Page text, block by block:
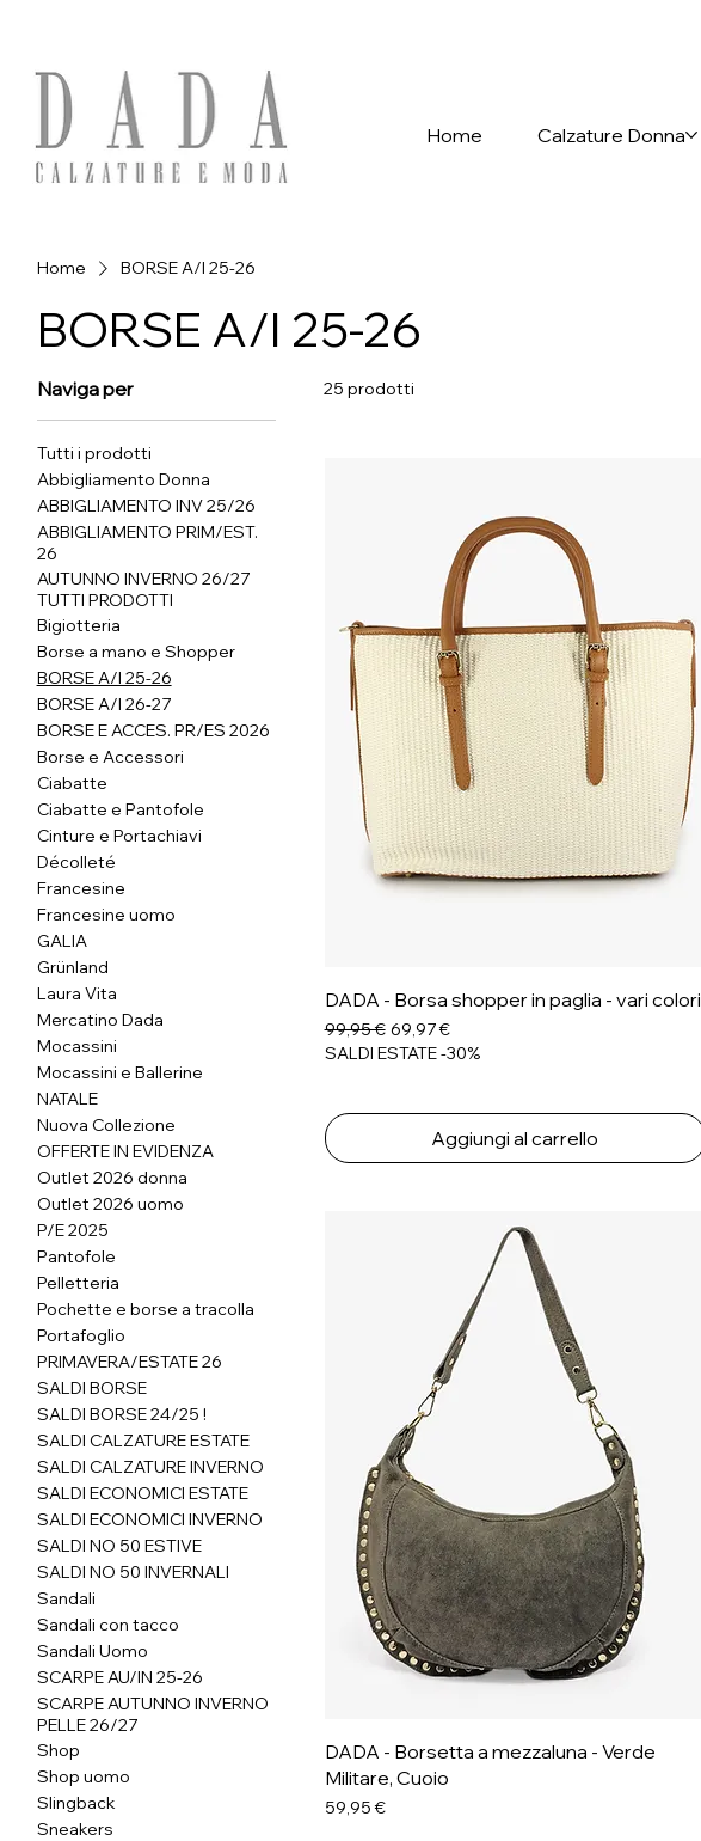
Home Calzature Donna
Home BORSE A/I 25-26
BORSE A/I 25-26
Naviga per
Tutti i prodotti
Abbigliamento Donna
ABBIGLIAMENTO INV 25/26
ABBIGLIAMENTO PRIM/EST.
26
AUTUNNO INVERNO 26/27
TUTTI PRODOTTI
Bigiotteria
Borse a mano e Shopper
BORSE A/I 25-26
BORSE A/I 26-27
BORSE E ACCES. PR/ES 2026
Borse e Accessori
Ciabatte
Ciabatte e Pantofole
Cinture e Portachiavi
Décolleté
Francesine
Francesine uomo
GALIA
Grünland
Laura Vita
Mercatino Dada
Mocassini
Mocassini e Ballerine
NATALE
Nuova Collezione
OFFERTE IN EVIDENZA
Outlet 2026 donna
Outlet 2026 uomo
P/E 2025
Pantofole
Pelletteria
Pochette e borse a tracolla
Portafoglio
PRIMAVERA/ESTATE 26
SALDI BORSE
SALDI BORSE 24/25 !
SALDI CALZATURE ESTATE
SALDI CALZATURE INVERNO
SALDI ECONOMICI ESTATE
SALDI ECONOMICI INVERNO
SALDI NO 50 ESTIVE
SALDI NO 50 INVERNALI
Sandali
Sandali con tacco
Sandali Uomo
SCARPE AU/IN 25-26
SCARPE AUTUNNO INVERNO
PELLE 26/27
Shop
Shop uomo
Slingback
Sneakers
25 prodotti
DADA - Borsa shopper in paglia - vari colori
Prezzo regolare
99,95 € Prezzo scontato
69,97 €
SALDI ESTATE -30%
Aggiungi al carrello
DADA - Borsetta a mezzaluna - Verde
Militare, Cuoio
Prezzo
59,95 €